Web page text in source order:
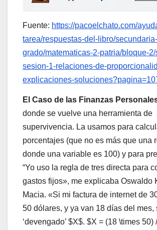
Fuente: https://pacoelchato.com/
tarea/respuestas-del-libro/
grado/matematicas-2-patria/bloque-
sesion-1-relaciones-de-
explicaciones-
El Caso de las Finanzas
donde se vuelve una herramienta de
supervivencia. La usamos para
porcentajes (que no es más que una
donde una variable es 100) y para
“Yo uso la regla de tres directa para
gastos fijos», me explicaba Oswaldo
Macia. «Si mi factura de internet de
50 dólares, y ya van 18 días del mes,
‘devengado’ $X$. $X = (18 \times 50)